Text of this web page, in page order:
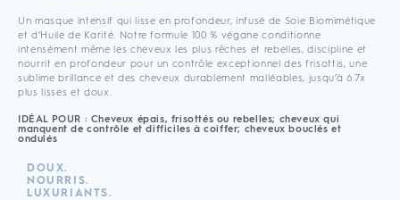
Un masque intensif qui lisse en profondeur, infusé de Soie Biomimétique
et d’Huile de Karité. Notre formule 100 % végane conditionne
intensément même les cheveux les plus rêches et rebelles, discipline et
nourrit en profondeur pour un contrôle exceptionnel des frisottis, une
sublime brillance et des cheveux durablement malléables, jusqu’à 6.7x
plus lisses et doux.
IDÉAL POUR : Cheveux épais, frisottés ou rebelles; cheveux qui
manquent de contrôle et difficiles à coiffer; cheveux bouclés et
ondulés
DOUX.
NOURRIS.
LUXURIANTS.